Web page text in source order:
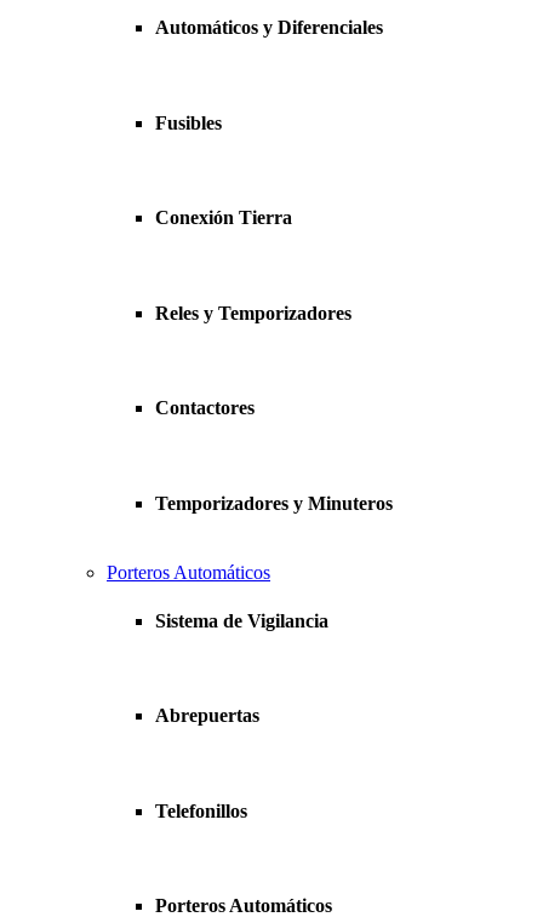
Automáticos y Diferenciales
Fusibles
Conexión Tierra
Reles y Temporizadores
Contactores
Temporizadores y Minuteros
Porteros Automáticos
Sistema de Vigilancia
Abrepuertas
Telefonillos
Porteros Automáticos